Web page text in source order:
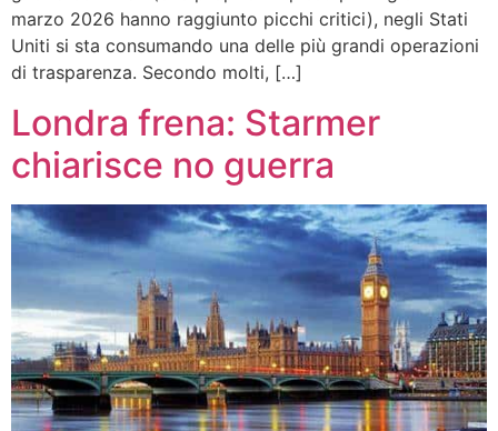
marzo 2026 hanno raggiunto picchi critici), negli Stati
Uniti si sta consumando una delle più grandi operazioni
di trasparenza. Secondo molti, […]
Londra frena: Starmer
chiarisce no guerra